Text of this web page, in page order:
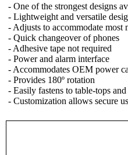
- One of the strongest designs
- Lightweight and versatile
- Adjusts to accommodate most
- Quick changeover of phones
- Adhesive tape not required
- Power and alarm interface
- Accommodates OEM power
- Provides 180º rotation
- Easily fastens to table-tops
- Customization allows secure